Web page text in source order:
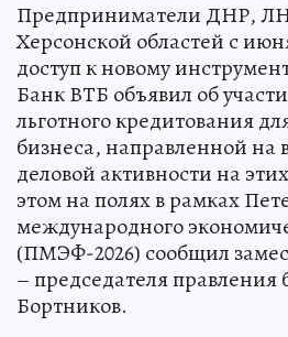
Предприниматели ДНР,
Херсонской областей с
доступ к новому
Банк ВТБ объявил об
льготного кредитования
бизнеса, направленной на
деловой активности на
этом на полях в рамках
международного
(ПМЭФ-2026) сообщил
– председателя
Бортников.